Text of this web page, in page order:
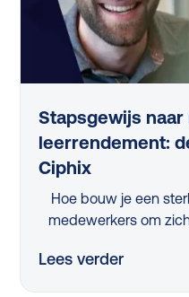
Stapsgewijs naar
leerrendement:
Ciphix
Hoe bouw je een
medewerkers om
Tijdens het webinar
Lees verder